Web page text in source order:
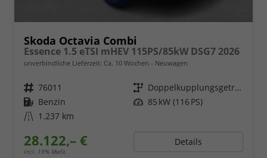
Skoda Octavia Combi
Essence 1.5 eTSI mHEV 115PS/85kW DSG7 2026
unverbindliche Lieferzeit: Ca. 10 Wochen Neuwagen
Fahrzeugnr. 76011 Getriebe
Doppelkupplungsgetriebe (DSG)
Kraftstoff Benzin Leistung 85 kW (116 PS)
Kilometerstand 1.237 km
28.122,– €
incl. 19% MwSt.
Details